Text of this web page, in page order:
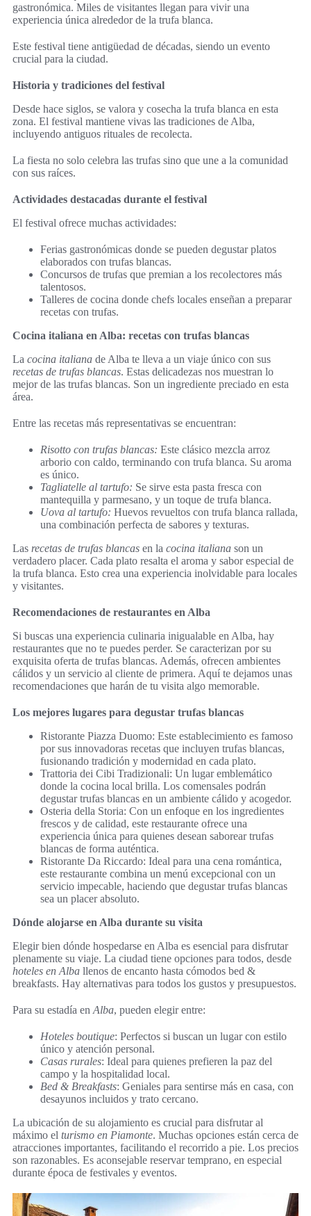
gastronómica. Miles de visitantes llegan para vivir una
experiencia única alrededor de la trufa blanca.
Este festival tiene antigüedad de décadas, siendo un evento
crucial para la ciudad.
Historia y tradiciones del festival
Desde hace siglos, se valora y cosecha la trufa blanca en esta
zona. El festival mantiene vivas las tradiciones de Alba,
incluyendo antiguos rituales de recolecta.
La fiesta no solo celebra las trufas sino que une a la comunidad
con sus raíces.
Actividades destacadas durante el festival
El festival ofrece muchas actividades:
Ferias gastronómicas donde se pueden degustar platos
elaborados con trufas blancas.
Concursos de trufas que premian a los recolectores más
talentosos.
Talleres de cocina donde chefs locales enseñan a preparar
recetas con trufas.
Cocina italiana en Alba: recetas con trufas blancas
La cocina italiana de Alba te lleva a un viaje único con sus
recetas de trufas blancas. Estas delicadezas nos muestran lo
mejor de las trufas blancas. Son un ingrediente preciado en esta
área.
Entre las recetas más representativas se encuentran:
Risotto con trufas blancas: Este clásico mezcla arroz
arborio con caldo, terminando con trufa blanca. Su aroma
es único.
Tagliatelle al tartufo: Se sirve esta pasta fresca con
mantequilla y parmesano, y un toque de trufa blanca.
Uova al tartufo: Huevos revueltos con trufa blanca rallada,
una combinación perfecta de sabores y texturas.
Las recetas de trufas blancas en la cocina italiana son un
verdadero placer. Cada plato resalta el aroma y sabor especial de
la trufa blanca. Esto crea una experiencia inolvidable para locales
y visitantes.
Recomendaciones de restaurantes en Alba
Si buscas una experiencia culinaria inigualable en Alba, hay
restaurantes que no te puedes perder. Se caracterizan por su
exquisita oferta de trufas blancas. Además, ofrecen ambientes
cálidos y un servicio al cliente de primera. Aquí te dejamos unas
recomendaciones que harán de tu visita algo memorable.
Los mejores lugares para degustar trufas blancas
Ristorante Piazza Duomo: Este establecimiento es famoso
por sus innovadoras recetas que incluyen trufas blancas,
fusionando tradición y modernidad en cada plato.
Trattoria dei Cibi Tradizionali: Un lugar emblemático
donde la cocina local brilla. Los comensales podrán
degustar trufas blancas en un ambiente cálido y acogedor.
Osteria della Storia: Con un enfoque en los ingredientes
frescos y de calidad, este restaurante ofrece una
experiencia única para quienes desean saborear trufas
blancas de forma auténtica.
Ristorante Da Riccardo: Ideal para una cena romántica,
este restaurante combina un menú excepcional con un
servicio impecable, haciendo que degustar trufas blancas
sea un placer absoluto.
Dónde alojarse en Alba durante su visita
Elegir bien dónde hospedarse en Alba es esencial para disfrutar
plenamente su viaje. La ciudad tiene opciones para todos, desde
hoteles en Alba llenos de encanto hasta cómodos bed &
breakfasts. Hay alternativas para todos los gustos y presupuestos.
Para su estadía en Alba, pueden elegir entre:
Hoteles boutique: Perfectos si buscan un lugar con estilo
único y atención personal.
Casas rurales: Ideal para quienes prefieren la paz del
campo y la hospitalidad local.
Bed & Breakfasts: Geniales para sentirse más en casa, con
desayunos incluidos y trato cercano.
La ubicación de su alojamiento es crucial para disfrutar al
máximo el turismo en Piamonte. Muchas opciones están cerca de
atracciones importantes, facilitando el recorrido a pie. Los precios
son razonables. Es aconsejable reservar temprano, en especial
durante época de festivales y eventos.